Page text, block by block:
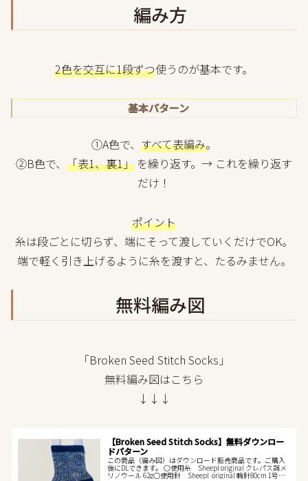
編み方
2色を交互に1段ずつ使うのが基本です。
基本パターン
①A色で、 すべて表編み。
②B色で、 「表1、裏1」 を繰り返す。→ これを繰り返す
だけ！
ポイント
糸は段ごとに切らず、端にそって渡していくだけでOK。
端で軽く引き上げるように糸を渡すと、たるみません。
無料編み図
「Broken Seed Stitch Socks」
無料編み図はこちら
↓↓↓
【Broken Seed Stitch Socks】無料ダウンロー
ドパターン
この商品（編み図）はダウンロード販売商品です。ご購入
後にDLできます。 ○使用糸 Sheepl original クレパス調メ
リノウール 62g○使用針 Sheepl original 輪針80cm 1号○